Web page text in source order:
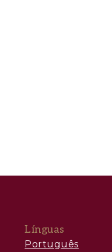
Línguas
Português